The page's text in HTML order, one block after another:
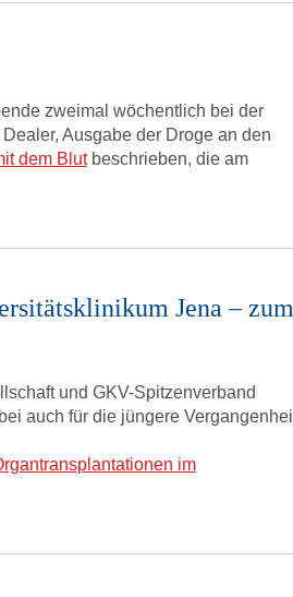
zweimal wöchentlich bei der
Ausgabe der Droge an den
dem Blutbeschrieben, die am
Jena – zum
und GKV-Spitzenverband
auch für die jüngere
im